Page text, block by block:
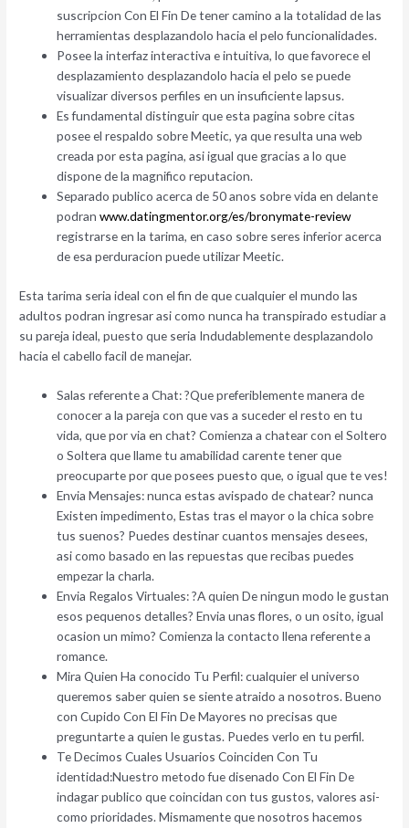
suscripcion Con El Fin De tener camino a la totalidad de las
herramientas desplazandolo hacia el pelo funcionalidades.
Posee la interfaz interactiva e intuitiva, lo que favorece el
desplazamiento desplazandolo hacia el pelo se puede
visualizar diversos perfiles en un insuficiente lapsus.
Es fundamental distinguir que esta pagina sobre citas
posee el respaldo sobre Meetic, ya que resulta una web
creada por esta pagina, asi­ igual que gracias a lo que
dispone de la magnifico reputacion.
Separado publico acerca de 50 anos sobre vida en delante
podranwww.datingmentor.org/es/bronymate-review
registrarse en la tarima, en caso sobre seres inferior acerca
de esa perduracion puede utilizar Meetic.
Esta tarima seri­a ideal con el fin de que cualquier el mundo las
adultos podran ingresar asi­ como nunca ha transpirado estudiar a
su pareja ideal, puesto que seri­a Indudablemente desplazandolo
hacia el cabello facil de manejar.
Salas referente a Chat: ?Que preferiblemente manera de
conocer a la pareja con que vas a suceder el resto en tu
vida, que por vi­a en chat? Comienza a chatear con el Soltero
o Soltera que llame tu amabilidad carente tener que
preocuparte por que posees puesto que, o igual que te ves!
Envia Mensajes: nunca estas avispado de chatear? nunca
Existen impedimento, Estas tras el mayor o la chica sobre
tus suenos? Puedes destinar cuantos mensajes desees,
asi­ como basado en las repuestas que recibas puedes
empezar la charla.
Envia Regalos Virtuales: ?A quien De ningun modo le gustan
esos pequenos detalles? Envia unas flores, o un osito, igual
ocasion un mimo? Comienza la contacto llena referente a
romance.
Mira Quien Ha conocido Tu Perfil: cualquier el universo
queremos saber quien se siente atraido a nosotros. Bueno
con Cupido Con El Fin De Mayores no precisas que
preguntarte a quien le gustas. Puedes verlo en tu perfil.
Te Decimos Cuales Usuarios Coinciden Con Tu
identidad:Nuestro metodo fue disenado Con El Fin De
indagar publico que coincidan con tus gustos, valores asi­
como prioridades. Mismamente que nosotros hacemos